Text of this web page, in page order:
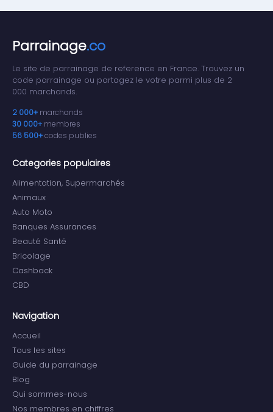
Parrainage.co
Le site de parrainage de reference en France. Trouvez un
code parrainage ou partagez le votre parmi plus de 2
000 marchands.
2 000+ marchands
30 000+ membres
56 500+codes publies
Categories populaires
Alimentation, Supermarchés
Animaux
Auto Moto
Banques Assurances
Beauté Santé
Bricolage
Cashback
CBD
Navigation
Accueil
Tous les sites
Guide du parrainage
Blog
Qui sommes-nous
Nos membres en chiffres